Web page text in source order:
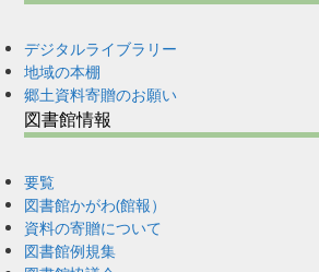
デジタルライブラリー
地域の本棚
郷土資料寄贈のお願い
図書館情報
要覧
図書館かがわ(館報）
資料の寄贈について
図書館例規集